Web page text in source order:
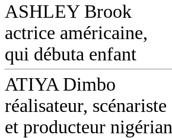
ASHLEY Brook
actrice américaine,
qui débuta enfant
ATIYA Dimbo
réalisateur, scénariste
et producteur nigérian